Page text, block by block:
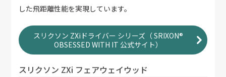
した飛距離性能を実現しています。
スリクソン ZXiドライバー シリーズ（ SRIXON®
OBSESSED WITH IT 公式サイト）
スリクソン ZXi フェアウェイウッド